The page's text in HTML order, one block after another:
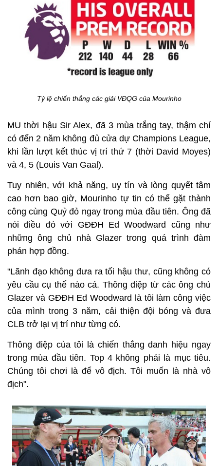
Tỷ lệ chiến thắng các giải VĐQG của Mourinho
MU thời hậu Sir Alex, đã 3 mùa trắng tay, thậm chí
có đến 2 năm không đủ cửa dự Champions League,
khi lần lượt kết thúc vị trí thứ 7 (thời David Moyes)
và 4, 5 (Louis Van Gaal).
Tuy nhiên, với khả năng, uy tín và lòng quyết tâm
cao hơn bao giờ, Mourinho tự tin có thể gặt thành
công cùng Quỷ đỏ ngay trong mùa đầu tiên. Ông đã
nói điều đó với GĐĐH Ed Woodward cũng như
những ông chủ nhà Glazer trong quá trình đàm
phán hợp đồng.
"Lãnh đạo không đưa ra tối hậu thư, cũng không có
yêu cầu cụ thể nào cả. Thông điệp từ các ông chủ
Glazer và GĐĐH Ed Woodward là tôi làm công việc
của mình trong 3 năm, cải thiện đội bóng và đưa
CLB trở lại vị trí như từng có.
Thông điệp của tôi là chiến thắng danh hiệu ngay
trong mùa đầu tiên. Top 4 không phải là mục tiêu.
Chúng tôi chơi là để vô địch. Tôi muốn là nhà vô
địch".